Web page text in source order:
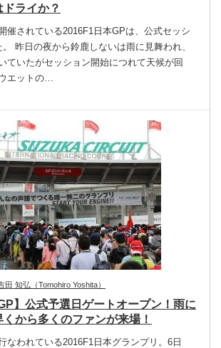
ドライか？
催されている2016F1日本GPは、公式セッシ
昨日の夜から鈴鹿しないは雨に見舞われ、
ていたがセッション開始につれて天候が回
エットの…
田 知弘（Tomohiro Yoshita）
】公式予選日ゲートオープン！雨に
から多くのファンが来場！
なわれている2016F1日本グランプリ。6日